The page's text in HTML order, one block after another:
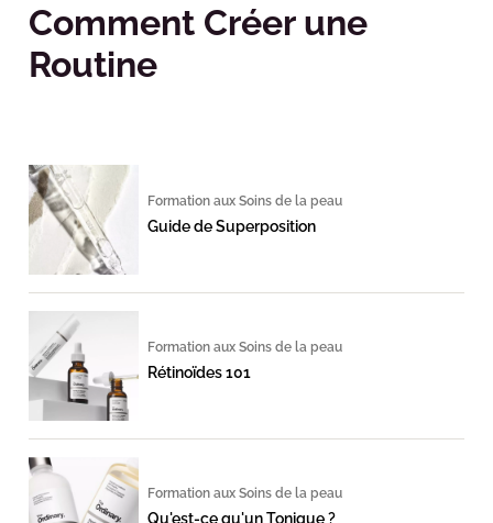
Comment Créer une
Routine
Formation aux Soins de la peau
Guide de Superposition
Formation aux Soins de la peau
Rétinoïdes 101
Formation aux Soins de la peau
Qu'est-ce qu'un Tonique ?